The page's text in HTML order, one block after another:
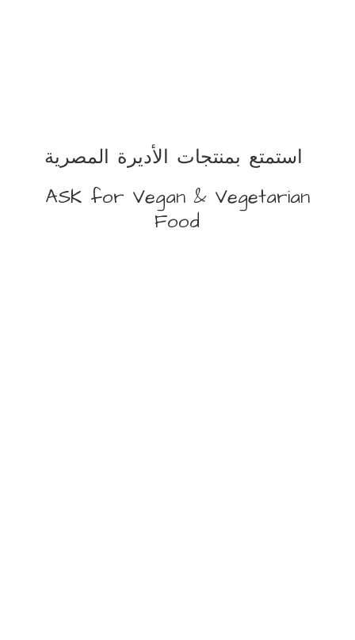
ASK for Vegan & Vegetarian
Food